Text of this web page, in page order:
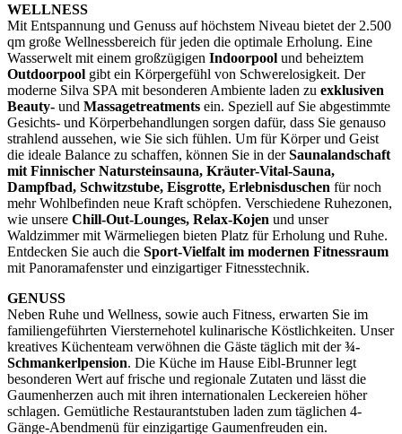
WELLNESS
Mit Entspannung und Genuss auf höchstem Niveau bietet der 2.500
qm große Wellnessbereich für jeden die optimale Erholung. Eine
Wasserwelt mit einem großzügigen Indoorpool und beheiztem
Outdoorpool gibt ein Körpergefühl von Schwerelosigkeit. Der
moderne Silva SPA mit besonderen Ambiente laden zu exklusiven
Beauty- und Massagetreatments ein. Speziell auf Sie abgestimmte
Gesichts- und Körperbehandlungen sorgen dafür, dass Sie genauso
strahlend aussehen, wie Sie sich fühlen. Um für Körper und Geist
die ideale Balance zu schaffen, können Sie in derSaunalandschaft
mit Finnischer Natursteinsauna, Kräuter-Vital-Sauna,
Dampfbad, Schwitzstube, Eisgrotte, Erlebnisduschen für noch
mehr Wohlbefinden neue Kraft schöpfen. Verschiedene Ruhezonen,
wie unsere Chill-Out-Lounges, Relax-Kojen und unser
Waldzimmer mit Wärmeliegen bieten Platz für Erholung und Ruhe.
Entdecken Sie auch die Sport-Vielfalt im modernen Fitnessraum
mit Panoramafenster und einzigartiger Fitnesstechnik.
GENUSS
Neben Ruhe und Wellness, sowie auch Fitness, erwarten Sie im
familiengeführten Viersternehotel kulinarische Köstlichkeiten. Unser
kreatives Küchenteam verwöhnen die Gäste täglich mit der¾-
Schmankerlpension. Die Küche im Hause Eibl-Brunner legt
besonderen Wert auf frische und regionale Zutaten und lässt die
Gaumenherzen auch mit ihren internationalen Leckereien höher
schlagen. Gemütliche Restaurantstuben laden zum täglichen 4-
Gänge-Abendmenü für einzigartige Gaumenfreuden ein.